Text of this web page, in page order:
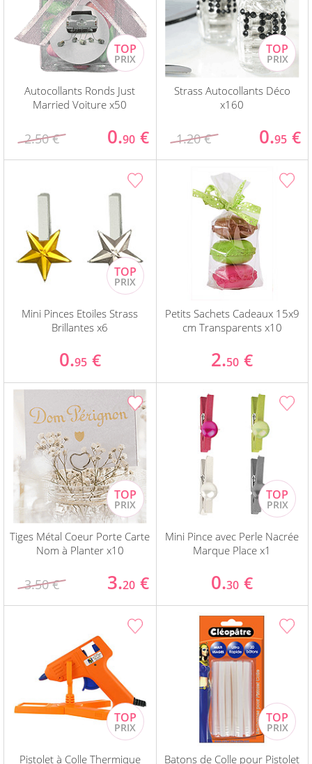
Autocollants Ronds Just
Married Voiture x50
2.50 € 0.90 €
Strass Autocollants Déco
x160
1.20 € 0.95 €
Mini Pinces Etoiles Strass
Brillantes x6
0.95 €
Petits Sachets Cadeaux 15x9
cm Transparents x10
2.50 €
Tiges Métal Coeur Porte Carte
Nom à Planter x10
3.50 € 3.20 €
Mini Pince avec Perle Nacrée
Marque Place x1
0.30 €
Pistolet à Colle Thermique Batons de Colle pour Pistolet